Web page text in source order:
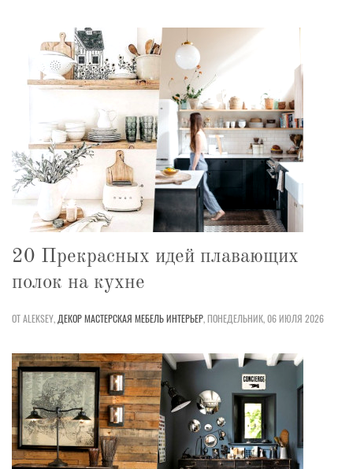
20 Прекрасных идей плавающих
полок на кухне
ОТ ALEKSEY, ДЕКОРМАСТЕРСКАЯ МЕБЕЛЬИНТЕРЬЕР,ПОНЕДЕЛЬНИК, 06 ИЮЛЯ 2026